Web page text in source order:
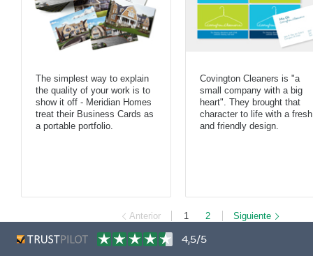
The simplest way to explain
the quality of your work is to
show it off - Meridian Homes
treat their Business Cards as
a portable portfolio.
Covington Cleaners is "a
small company with a big
heart". They brought that
character to life with a fresh
and friendly design.
Anterior 1 2 Siguiente
4,5/5